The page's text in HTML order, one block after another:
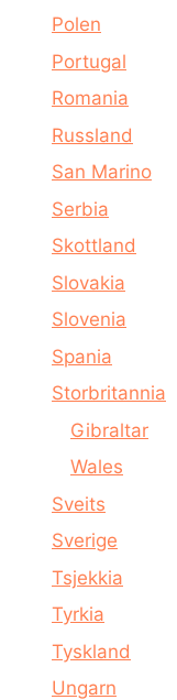
Polen
Portugal
Romania
Russland
San Marino
Serbia
Skottland
Slovakia
Slovenia
Spania
Storbritannia
Gibraltar
Wales
Sveits
Sverige
Tsjekkia
Tyrkia
Tyskland
Ungarn